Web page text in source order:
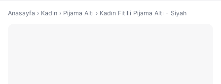
Anasayfa › Kadın › Pijama Altı › Kadın Fitilli Pijama Altı - Siyah